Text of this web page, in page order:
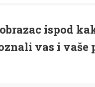
ispod
vas i vaše